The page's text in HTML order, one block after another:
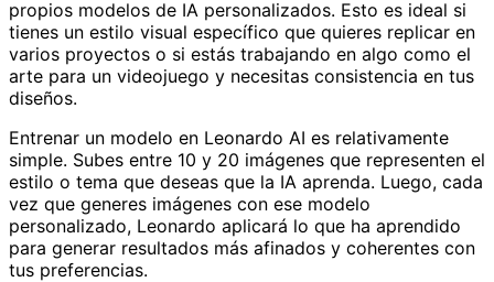
propios modelos de IA personalizados. Esto es ideal si
tienes un estilo visual específico que quieres replicar en
varios proyectos o si estás trabajando en algo como el
arte para un videojuego y necesitas consistencia en tus
diseños.
Entrenar un modelo en Leonardo AI es relativamente
simple. Subes entre 10 y 20 imágenes que representen el
estilo o tema que deseas que la IA aprenda. Luego, cada
vez que generes imágenes con ese modelo
personalizado, Leonardo aplicará lo que ha aprendido
para generar resultados más afinados y coherentes con
tus preferencias.